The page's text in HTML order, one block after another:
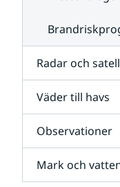
Radar och
Väder till havs
Observationer
Mark och